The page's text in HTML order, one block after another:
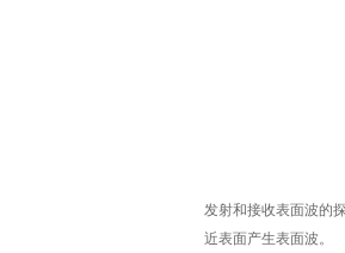
发射和接收表面波的
近表面产生表面波。